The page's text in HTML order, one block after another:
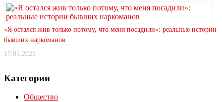
«Я остался жив только потому, что меня посадили»: реальные истории
бывших наркоманов
17.01.2023
Категории
Общество